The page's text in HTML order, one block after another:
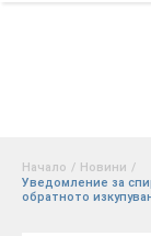
Начало / Новини /
Уведомление за
обратното